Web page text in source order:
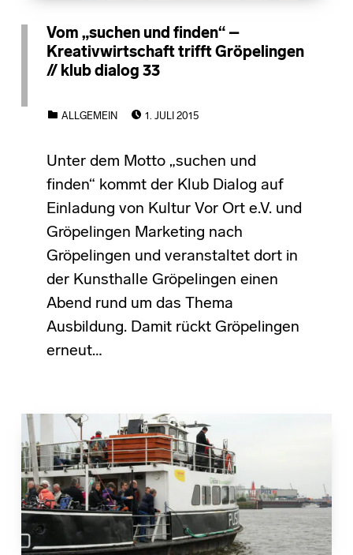
Vom „suchen und finden“ –
Kreativwirtschaft trifft Gröpelingen
// klub dialog 33
ALLGEMEIN
1. JULI 2015
Unter dem Motto „suchen und
finden“ kommt der Klub Dialog auf
Einladung von Kultur Vor Ort e.V. und
Gröpelingen Marketing nach
Gröpelingen und veranstaltet dort in
der Kunsthalle Gröpelingen einen
Abend rund um das Thema
Ausbildung. Damit rückt Gröpelingen
erneut…